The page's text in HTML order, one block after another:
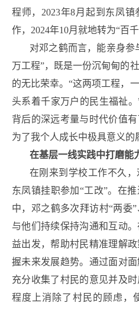
程师，2023年8月起到东凤
作，2024年10月就地转为“百
对邓之鹤而言，能亲身参
万工程”，既是一份沉甸甸的
的无比荣幸。“这两项工程，
头系着千家万户的民生福祉
背后的深远考量与时代价值
为了我个人成长中极具意义的
在基层一线实践中打磨能
在刚来到学校工作不久
东凤镇挂职参加“工改”。在
中，邓之鹤多次拜访村“两委
与他们持续保持沟通和互动
益出发，帮助村民精准理解
握未来发展趋势。通过面对
充分收集了村民的意见并及
程度上消除了村民的顾虑，